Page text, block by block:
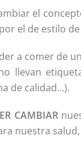
el
el de estilo
a comer de
llevan
de calidad…).
CAMBIAR
nuestra